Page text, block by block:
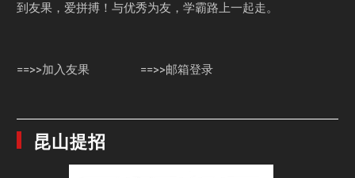
到友果，爱拼搏！与优秀为友，学霸路上一起走。
==>>加入友果 ==>>邮箱登录
昆山提招